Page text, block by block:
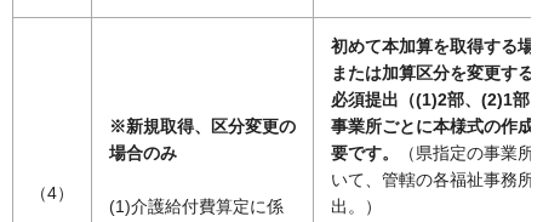
（4）
※新規取得、区分変更の
場合のみ
(1)介護給付費算定に係
初めて本加算を取得する場
または加算区分を変更する
必須提出（(1)2部、(2)1部
事業所ごとに本様式の作成
要です。
（県指定の事業所
いて、管轄の各福祉事務所
出。）